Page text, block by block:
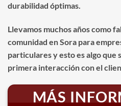
durabilidad óptimas.
Llevamos muchos años como
comunidad en Sora para
particulares y esto es algo que
primera interacción con el
MÁS